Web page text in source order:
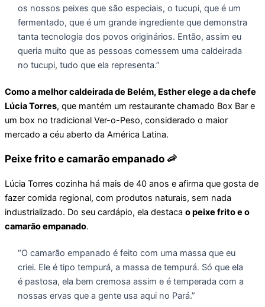
os nossos peixes que são especiais, o tucupi, que é um
fermentado, que é um grande ingrediente que demonstra
tanta tecnologia dos povos originários. Então, assim eu
queria muito que as pessoas comessem uma caldeirada
no tucupi, tudo que ela representa.”
Como a melhor caldeirada de Belém, Esther elege a da chefe
Lúcia Torres, que mantém um restaurante chamado Box Bar e
um box no tradicional Ver-o-Peso, considerado o maior
mercado a céu aberto da América Latina.
Peixe frito e camarão empanado 🦐
Lúcia Torres cozinha há mais de 40 anos e afirma que gosta de
fazer comida regional, com produtos naturais, sem nada
industrializado. Do seu cardápio, ela destaca o peixe frito e o
camarão empanado.
“O camarão empanado é feito com uma massa que eu
criei. Ele é tipo tempurá, a massa de tempurá. Só que ela
é pastosa, ela bem cremosa assim e é temperada com a
nossas ervas que a gente usa aqui no Pará.”